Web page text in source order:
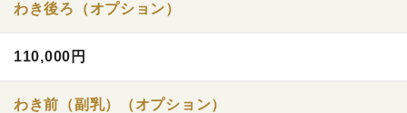
わき後ろ（オプション）
110,000円
わき前（副乳）（オプション）